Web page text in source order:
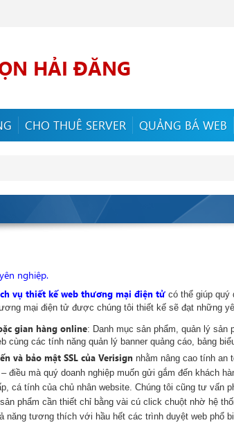
HẢI ĐĂNG
CHO THUÊ SERVER QUẢNG BÁ WEB
nghiệp.
vụ thiết kế web thương mại điện tử có thể giúp quý
mại điện tử được chúng tôi thiết kế sẽ đạt những
gian hàng online: Danh mục sản phẩm, quản lý sản
cùng các tính năng quản lý banner quảng cáo, bảng
và bảo mật SSL của Verisign nhằm nâng cao tính an
điều mà quý doanh nghiệp muốn gửi gắm đến khách
cá tính của chủ nhân website. Chúng tôi cũng tư vấn
phẩm cần thiết chỉ bằng vài cú click chuột nhờ hệ
tương thích với hầu hết các trình duyệt web phổ